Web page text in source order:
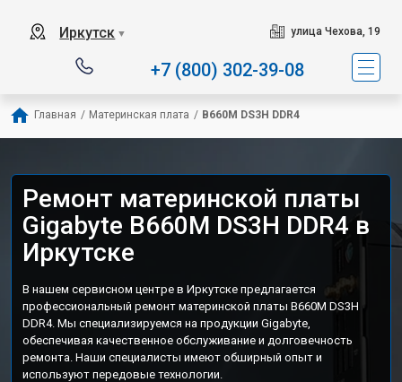
Иркутск ▼ улица Чехова, 19
+7 (800) 302-39-08
Главная / Материнская плата / B660M DS3H DDR4
Ремонт материнской платы
Gigabyte B660M DS3H DDR4 в
Иркутске
В нашем сервисном центре в Иркутске предлагается
профессиональный ремонт материнской платы B660M DS3H
DDR4. Мы специализируемся на продукции Gigabyte,
обеспечивая качественное обслуживание и долговечность
ремонта. Наши специалисты имеют обширный опыт и
используют передовые технологии.